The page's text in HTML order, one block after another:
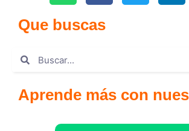
Que buscas
Aprende más con